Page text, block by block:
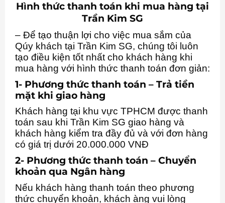
Hình thức thanh toán khi mua hàng tại
Trần Kim SG
– Để tạo thuận lợi cho việc mua sắm của
Qúy khách tại Trần Kim SG, chúng tôi luôn
tạo điều kiện tốt nhất cho khách hàng khi
mua hàng với hình thức thanh toán đơn giản:
1- Phương thức thanh toán – Trả tiền
mặt khi giao hàng
Khách hàng tại khu vực TPHCM được thanh
toán sau khi Trần Kim SG giao hàng và
khách hàng kiểm tra đầy đủ và với đơn hàng
có giá trị dưới 20.000.000 VNĐ
2- Phương thức thanh toán – Chuyển
khoản qua Ngân hàng
Nếu khách hàng thanh toán theo phương
thức chuyển khoản, khách àng vui lòng